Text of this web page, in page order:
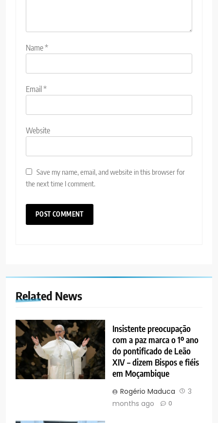
Name*
Email *
Website
Save my name, email, and website in this browser for
the next time I comment.
Related News
Insistente preocupação
com a paz marca o 1º ano
do pontificado de Leão
XIV – dizem Bispos e fiéis
em Moçambique
Rogério Maduca
3
months ago
0